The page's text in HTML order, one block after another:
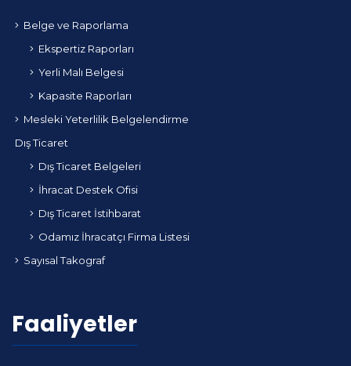
Belge ve Raporlama
Ekspertiz Raporları
Yerli Malı Belgesi
Kapasite Raporları
Mesleki Yeterlilik Belgelendirme
Dış Ticaret
Dış Ticaret Belgeleri
İhracat Destek Ofisi
Dış Ticaret İstihbarat
Odamız İhracatçı Firma Listesi
Sayısal Takograf
Faaliyetler